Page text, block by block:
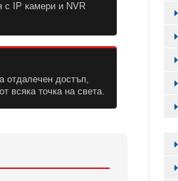
с IP камери и NVR
отдалечен достъп,
всяка точка на света.